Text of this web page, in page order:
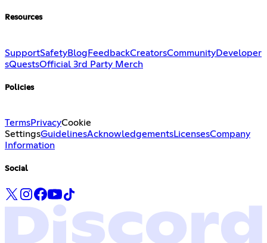
Resources
SupportSafetyBlog FeedbackCreatorsCommunityDeveloper
sQuestsOfficial 3rd Party Merch
Policies
TermsPrivacyCookie
SettingsGuidelinesAcknowledgementsLicensesCompany
Information
Social